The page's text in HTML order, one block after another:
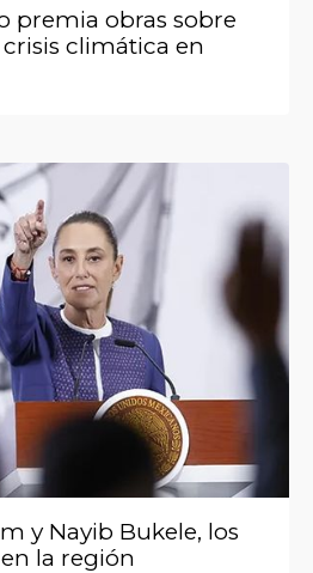
premia obras sobre
climática en
y Nayib Bukele, los
la región